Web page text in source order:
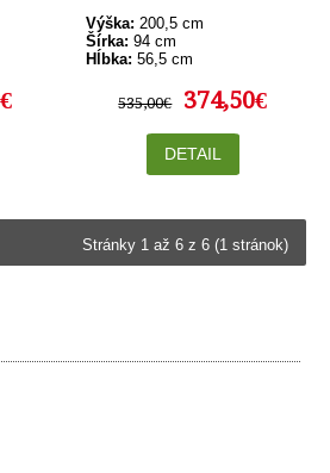
Výška: 200,5 cm
Šírka: 94 cm
Hĺbka: 56,5 cm
535,00€ 374,50€
DETAIL
Stránky 1 až 6 z 6 (1 stránok)